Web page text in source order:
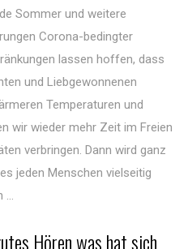
Sommer und weitere
Corona-bedingter
lassen hoffen, dass
und Liebgewonnenen
Temperaturen und
wir wieder mehr Zeit im Freien
verbringen. Dann wird ganz
jeden Menschen vielseitig
...
Hören was hat sich